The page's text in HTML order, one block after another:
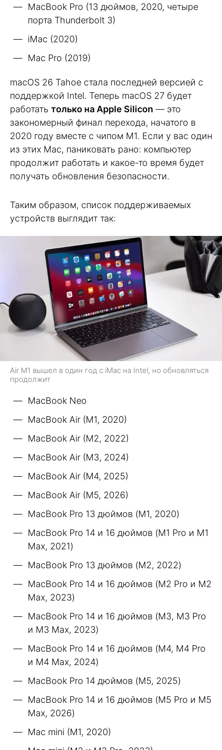
MacBook Pro (13 дюймов, 2020, четыре
порта Thunderbolt 3)
iMac (2020)
Mac Pro (2019)
macOS 26 Tahoe стала последней версией с
поддержкой Intel. Теперь macOS 27 будет
работать только на Apple Silicon — это
закономерный финал перехода, начатого в
2020 году вместе с чипом M1. Если у вас один
из этих Mac, паниковать рано: компьютер
продолжит работать и какое-то время будет
получать обновления безопасности.
Таким образом, список поддерживаемых
устройств выглядит так:
Air M1 вышел в один год с iMac на Intel, но обновляться
продолжит
MacBook Neo
MacBook Air (M1, 2020)
MacBook Air (M2, 2022)
MacBook Air (M3, 2024)
MacBook Air (M4, 2025)
MacBook Air (M5, 2026)
MacBook Pro 13 дюймов (M1, 2020)
MacBook Pro 14 и 16 дюймов (M1 Pro и M1
Max, 2021)
MacBook Pro 13 дюймов (M2, 2022)
MacBook Pro 14 и 16 дюймов (M2 Pro и M2
Max, 2023)
MacBook Pro 14 и 16 дюймов (M3, M3 Pro
и M3 Max, 2023)
MacBook Pro 14 и 16 дюймов (M4, M4 Pro
и M4 Max, 2024)
MacBook Pro 14 дюймов (M5, 2025)
MacBook Pro 14 и 16 дюймов (M5 Pro и M5
Max, 2026)
Mac mini (M1, 2020)